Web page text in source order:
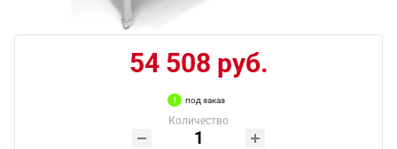
54 508 руб.
под заказ
Количество